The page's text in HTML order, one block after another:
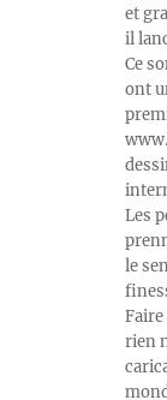
et
il
Ce
ont
Les
le
rien